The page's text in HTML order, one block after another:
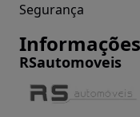
Segurança
RSautomoveis